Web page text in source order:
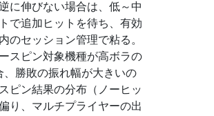
に伸びない場合は、低～中
で追加ヒットを待ち、有効
のセッション管理で粘る。
スピン対象機種が高ボラの
、勝敗の振れ幅が大きいの
ピン結果の分布（ノーヒッ
り、マルチプライヤーの出